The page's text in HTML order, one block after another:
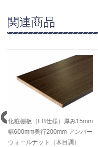
関連商品
化粧棚板（EB仕様）厚み15mm
幅600mm奥行200mm パールグ
レー